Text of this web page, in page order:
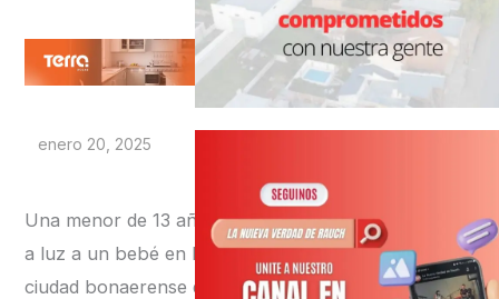
enero 20, 2025
Una menor de 13 años dio
a luz a un bebé en la
ciudad bonaerense de